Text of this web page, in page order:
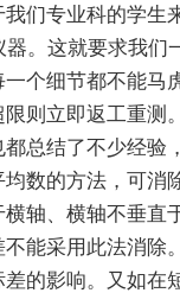
专业科的学生
。这就要求我们
个细节都不能马
则立即返工重测
总结了不少经验
数的方法，可消
轴、横轴不垂直
能采用此法消除
的影响。又如在